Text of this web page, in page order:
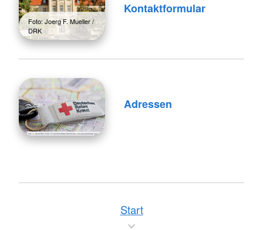
Foto: Joerg F. Mueller /
DRK
Kontaktformular
Adressen
Start